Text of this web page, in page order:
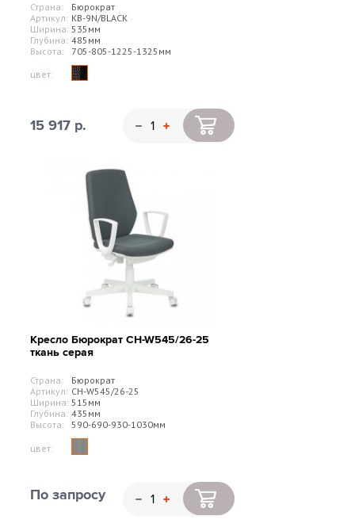
Страна:
Бюрократ
Артикул: KB-9N/BLACK
Ширина: 535мм
Глубина: 485мм
Высота:
705-805-1225-1325мм
цвет:
15 917 р.
Кресло Бюрократ CH-W545/26-25
ткань серая
Страна:
Бюрократ
Артикул: CH-W545/26-25
Ширина: 515мм
Глубина: 435мм
Высота:
590-690-930-1030мм
цвет:
По запросу